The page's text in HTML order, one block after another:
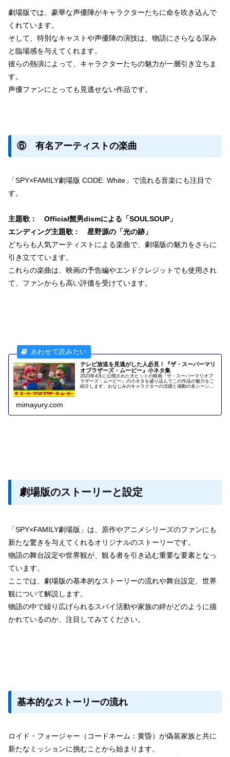
劇場版では、豪華な声優陣がキャラクターたちに命を吹き込んで
くれています。
そして、特別なキャストや声優陣の演技は、物語にさらなる深み
と臨場感を与えてくれます。
彼らの熱演によって、キャラクターたちの魅力が一層引き立ちま
す。
声優ファンにとっても見逃せない作品です。
⑥ 有名アーティストの楽曲
「SPY×FAMILY劇場版 CODE: White」で流れる音楽にも注目で
す。
主題歌： Official髭男dismによる「SOULSOUP」
エンディング主題歌： 星野源の「光の跡」
どちらも人気アーティストによる楽曲で、劇場版の魅力をさらに
引き立てています。
これらの楽曲は、映画の予告編やエンドクレジットでも使用され
て、ファンからも高い評価を受けています。
テレビ放送を見逃がした人必見！『ザ・スーパーマリ
オブラザーズ・ムービー』小ネタ集
2023年4月に公開された大ヒットの映画『ザ・スーパーマリオブ
ラザーズ・ムービー』の小ネタを盛り込んでこの作品の魅力をご
紹介します。おなじみのキャラクターの活躍と感動の名シーンを
mimayury.com
劇場版のストーリーと設定
「SPY×FAMILY劇場版」は、原作やアニメシリーズのファンにも
新たな驚きを与えてくれるオリジナルのストーリーです。
物語の舞台設定や世界観が、観る者を引き込む重要な要素となっ
ています。
ここでは、劇場版の基本的なストーリーの流れや舞台設定、世界
観について解説します。
物語の中で繰り広げられるスパイ活動や家族の絆がどのように描
かれているのか、注目してみてください。
基本的なストーリーの流れ
ロイド・フォージャー（コードネーム：黄昏）が偽装家族と共に
新たなミッションに挑むことから始まります。